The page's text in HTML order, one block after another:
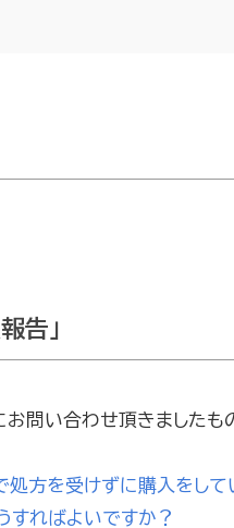
告」
お問い合わせ頂きましたも
処方を受けずに購入をし
すればよいですか？